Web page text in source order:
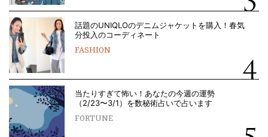
話題のUNIQLOのデニムジャケットを購入！春気
分投入のコーディネート
FASHION
当たりすぎて怖い！あなたの今週の運勢
（2/23〜3/1）を数秘術占いで占います
FORTUNE